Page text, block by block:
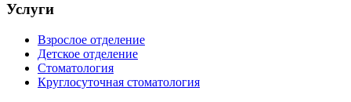
Услуги
Взрослое отделение
Детское отделение
Стоматология
Круглосуточная стоматология